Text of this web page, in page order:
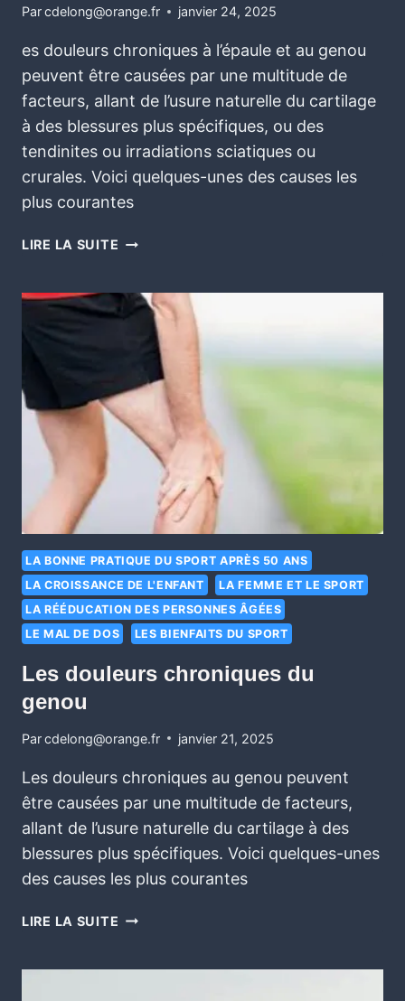
Parcdelong@orange.fr janvier 24, 2025
es douleurs chroniques à l’épaule et au genou
peuvent être causées par une multitude de
facteurs, allant de l’usure naturelle du cartilage
à des blessures plus spécifiques, ou des
tendinites ou irradiations sciatiques ou
crurales. Voici quelques-unes des causes les
plus courantes
LIRE LA SUITE
LA BONNE PRATIQUE DU SPORT APRÈS 50 ANS
LA CROISSANCE DE L'ENFANT
LA FEMME ET LE SPORT
LA RÉÉDUCATION DES PERSONNES ÂGÉES
LE MAL DE DOS
LES BIENFAITS DU SPORT
Les douleurs chroniques du
genou
Parcdelong@orange.fr janvier 21, 2025
Les douleurs chroniques au genou peuvent
être causées par une multitude de facteurs,
allant de l’usure naturelle du cartilage à des
blessures plus spécifiques. Voici quelques-unes
des causes les plus courantes
LIRE LA SUITE